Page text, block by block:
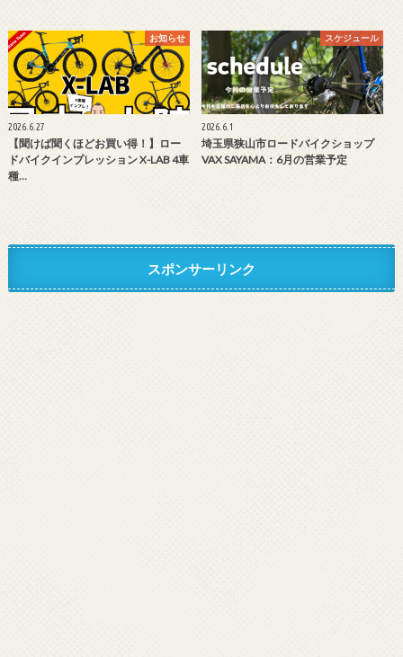
お知らせ
2026.6.27
【聞けば聞くほどお買い得！】ロー
ドバイクインプレッション X-LAB 4車
種…
スケジュール
2026.6.1
埼玉県狭山市ロードバイクショップ
VAX SAYAMA：6月の営業予定
スポンサーリンク